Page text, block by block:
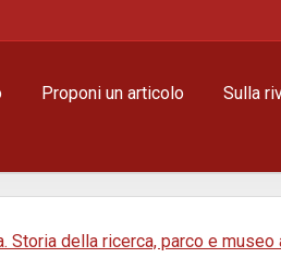
Proponi un articolo Sulla
Storia della ricerca, parco e